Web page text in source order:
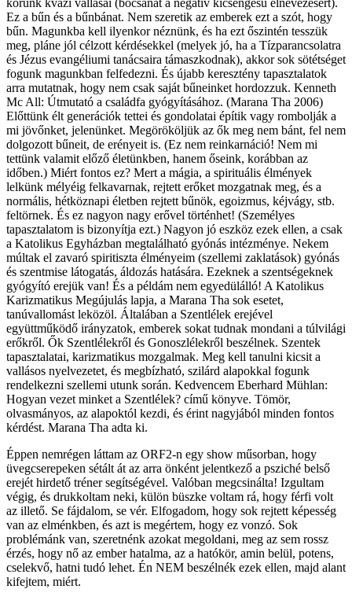
Ez a bűn és a bűnbánat. Nem szeretik az emberek ezt a szót, hogy
bűn. Magunkba kell ilyenkor néznünk, és ha ezt őszintén tesszük
meg, pláne jól célzott kérdésekkel (melyek jó, ha a Tízparancsolatra
és Jézus evangéliumi tanácsaira támaszkodnak), akkor sok sötétséget
fogunk magunkban felfedezni. És újabb keresztény tapasztalatok
arra mutatnak, hogy nem csak saját bűneinket hordozzuk. Kenneth
Mc All: Útmutató a családfa gyógyításához. (Marana Tha 2006)
Előttünk élt generációk tettei és gondolatai építik vagy rombolják a
mi jövőnket, jelenünket. Megörököljük az ők meg nem bánt, fel nem
dolgozott bűneit, de erényeit is. (Ez nem reinkarnáció! Nem mi
tettünk valamit előző életünkben, hanem őseink, korábban az
időben.) Miért fontos ez? Mert a mágia, a spirituális élmények
lelkünk mélyéig felkavarnak, rejtett erőket mozgatnak meg, és a
normális, hétköznapi életben rejtett bűnök, egoizmus, kéjvágy, stb.
feltörnek. És ez nagyon nagy erővel történhet! (Személyes
tapasztalatom is bizonyítja ezt.) Nagyon jó eszköz ezek ellen, a csak
a Katolikus Egyházban megtalálható gyónás intézménye. Nekem
múltak el zavaró spiritiszta élményeim (szellemi zaklatások) gyónás
és szentmise látogatás, áldozás hatására. Ezeknek a szentségeknek
gyógyító erejük van! És a példám nem egyedülálló! A Katolikus
Karizmatikus Megújulás lapja, a Marana Tha sok esetet,
tanúvallomást leközöl. Általában a Szentlélek erejével
együttműködő irányzatok, emberek sokat tudnak mondani a túlvilági
erőkről. Ők Szentlélekről és Gonoszlélekről beszélnek. Szentek
tapasztalatai, karizmatikus mozgalmak. Meg kell tanulni kicsit a
vallásos nyelvezetet, és megbízható, szilárd alapokkal fogunk
rendelkezni szellemi utunk során. Kedvencem Eberhard Mühlan:
Hogyan vezet minket a Szentlélek? című könyve. Tömör,
olvasmányos, az alapoktól kezdi, és érint nagyjából minden fontos
kérdést. Marana Tha adta ki.
Éppen nemrégen láttam az ORF2-n egy show műsorban, hogy
üvegcserepeken sétált át az arra önként jelentkező a psziché belső
erejét hirdető tréner segítségével. Valóban megcsinálta! Izgultam
végig, és drukkoltam neki, külön büszke voltam rá, hogy férfi volt
az illető. Se fájdalom, se vér. Elfogadom, hogy sok rejtett képesség
van az elménkben, és azt is megértem, hogy ez vonzó. Sok
problémánk van, szeretnénk azokat megoldani, meg az sem rossz
érzés, hogy nő az ember hatalma, az a hatókör, amin belül, potens,
cselekvő, hatni tudó lehet. Én NEM beszélnék ezek ellen, majd alant
kifejtem, miért.